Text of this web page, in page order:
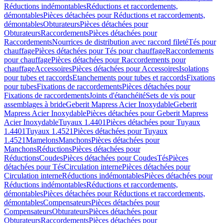
Réductions indémontablesRéductions et raccordements,
démontablesPièces détachées pour Réductions et raccordements,
démontablesObturateursPièces détachées pour
ObturateursRaccordementsPièces détachées pour
RaccordementsNourrices de distribution avec raccord filetéTés pour
chauffagePièces détachées pour Tés pour chauffageRaccordements
pour chauffagePièces détachées pour Raccordements pour
chauffageAccessoiresPièces détachées pour AccessoiresIsolations
pour tubes et raccordsEtanchements pour tubes et raccordsFixations
pour tubesFixations de raccordementsPièces détachées pour
Fixations de raccordementsJoints d'étanchéitéSets de vis pour
assemblages à brideGeberit Mapress Acier InoxydableGeberit
Mapress Acier InoxydablePièces détachées pour Geberit Mapress
Acier InoxydableTuyaux 1.4401Pièces détachées pour Tuyaux
1.4401Tuyaux 1.4521Pièces détachées pour Tuyaux
1.4521MamelonsManchonsPièces détachées pour
ManchonsRéductionsPièces détachées pour
RéductionsCoudesPièces détachées pour CoudesTésPièces
détachées pour TésCirculation internePièces détachées pour
Circulation interneRéductions indémontablesPièces détachées pour
Réductions indémontablesRéductions et raccordements,
démontablesPièces détachées pour Réductions et raccordements,
démontablesCompensateursPièces détachées pour
CompensateursObturateursPièces détachées pour
ObturateursRaccordementsPièces détachées pour